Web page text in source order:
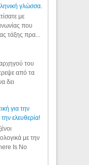
γλώσσα.
με
που
τάξης πρα...
του
από τα
δει
για την
ελευθερία!
με την
Is No